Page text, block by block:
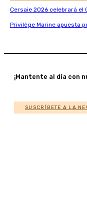
Cersaie 2026 celebrará el
Privilège Marine apuesta
¡Mantente al día con
SUSCRÍBETE A LA